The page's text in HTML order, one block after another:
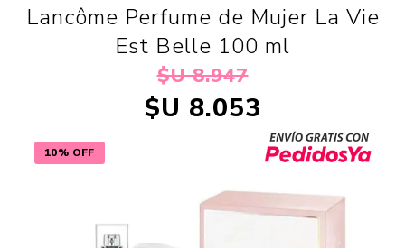
10% OFF
Lancôme Perfume de Mujer La Vie
Est Belle 100 ml
$U 8.947
$U 8.053